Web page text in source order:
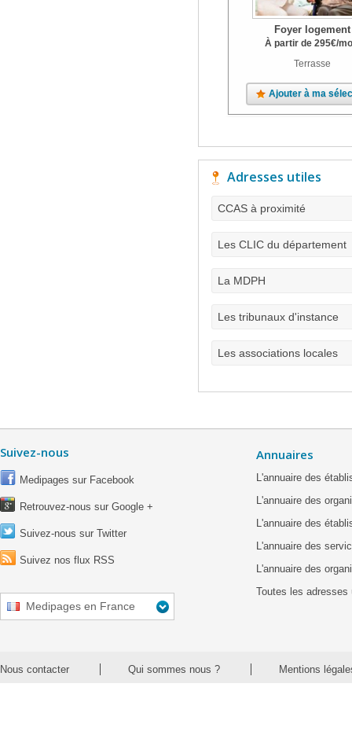
Foyer logement
À partir de 295€/
Terrasse
Ajouter à ma
Adresses utiles
CCAS à proximité
Les CLIC du département
La MDPH
Les tribunaux d'instance
Les associations locales
Suivez-nous
Medipages sur Facebook
Retrouvez-nous sur Google +
Suivez-nous sur Twitter
Suivez nos flux RSS
Medipages en France
Annuaires
L'annuaire des
L'annuaire des
L'annuaire des
L'annuaire des
L'annuaire des
Toutes les adresses
Nous contacter Qui sommes nous ? Mentions